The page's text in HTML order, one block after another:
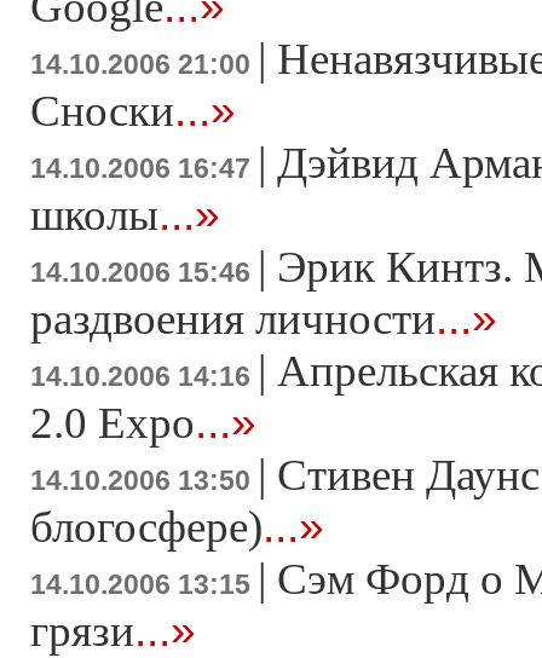
14.10.2006 21:00 |
Сноски...»
14.10.2006 16:47 | Дэйвид
школы...»
14.10.2006 15:46 | Эрик Кинтз.
раздвоения личности...»
14.10.2006 14:16 | Апрельская
2.0 Expo...»
14.10.2006 13:50 | Стивен
блогосфере)...»
14.10.2006 13:15 | Сэм Форд о
грязи...»